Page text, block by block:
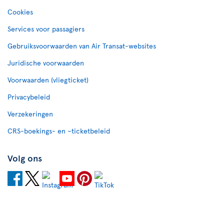
Cookies
Services voor passagiers
Gebruiksvoorwaarden van Air Transat-websites
Juridische voorwaarden
Voorwaarden (vliegticket)
Privacybeleid
Verzekeringen
CRS-boekings- en –ticketbeleid
Volg ons